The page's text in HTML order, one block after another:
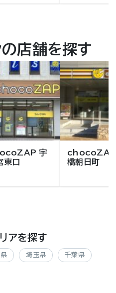
の店舗を探す
宇
東口
chocoZAP
橋朝日町
アを探す
埼玉県 千葉県